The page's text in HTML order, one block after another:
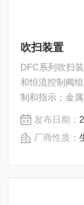
吹扫装置
DFC系列吹扫
和恒流控制阀
制和指示；金
扫，实现流量
发布日期：
厂商性质：